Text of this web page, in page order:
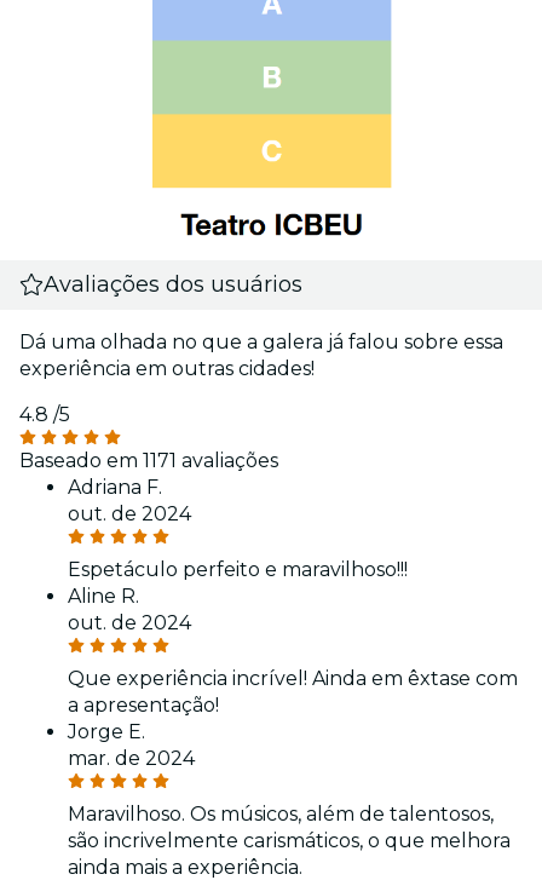
Avaliações dos usuários
Dá uma olhada no que a galera já falou sobre essa
experiência em outras cidades!
4.8 /5
Baseado em 1171 avaliações
Adriana F.
out. de 2024
Espetáculo perfeito e maravilhoso!!!
Aline R.
out. de 2024
Que experiência incrível! Ainda em êxtase com
a apresentação!
Jorge E.
mar. de 2024
Maravilhoso. Os músicos, além de talentosos,
são incrivelmente carismáticos, o que melhora
ainda mais a experiência.